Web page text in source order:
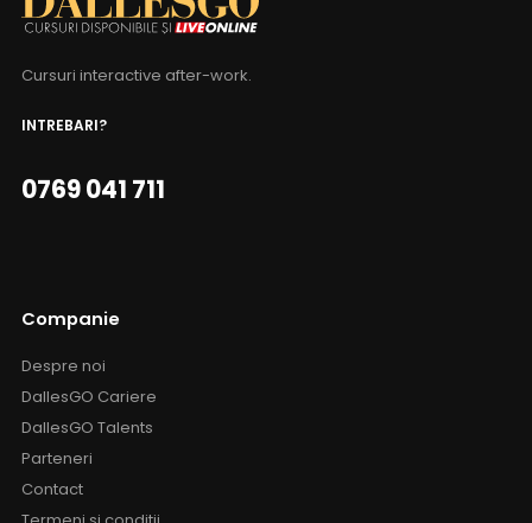
Cursuri interactive after-work.
INTREBARI?
0769 041 711
Companie
Despre noi
DallesGO Cariere
DallesGO Talents
Parteneri
Contact